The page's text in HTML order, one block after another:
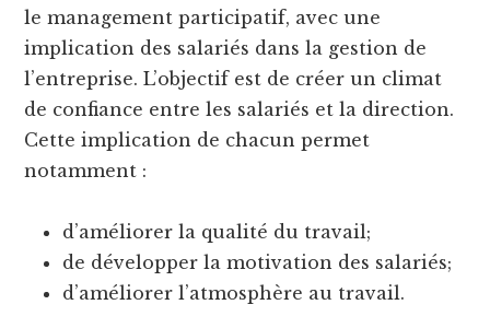
le management participatif, avec une
implication des salariés dans la gestion de
l’entreprise. L’objectif est de créer un climat
de confiance entre les salariés et la direction.
Cette implication de chacun permet
notamment :
d’améliorer la qualité du travail;
de développer la motivation des salariés;
d’améliorer l’atmosphère au travail.